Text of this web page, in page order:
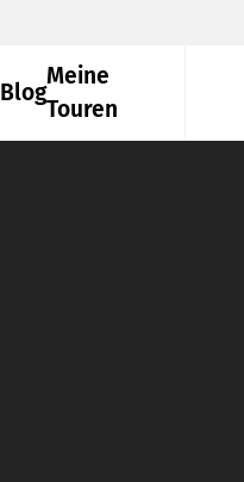
Blog
Meine
Touren